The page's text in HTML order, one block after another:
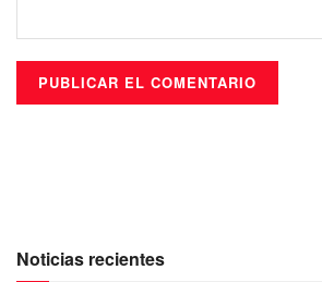
Noticias recientes